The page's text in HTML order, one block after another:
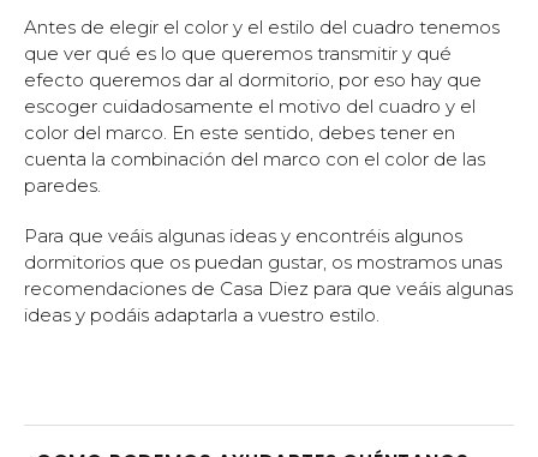
Antes de elegir el color y el estilo del cuadro tenemos
que ver qué es lo que queremos transmitir y qué
efecto queremos dar al dormitorio, por eso hay que
escoger cuidadosamente el motivo del cuadro y el
color del marco. En este sentido, debes tener en
cuenta la combinación del marco con el color de las
paredes.
Para que veáis algunas ideas y encontréis algunos
dormitorios que os puedan gustar, os mostramos unas
recomendaciones de Casa Diez para que veáis algunas
ideas y podáis adaptarla a vuestro estilo.